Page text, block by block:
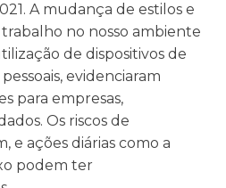
A mudança de estilos e
no nosso ambiente
de dispositivos de
evidenciaram
para empresas,
Os riscos de
e ações diárias como a
podem ter